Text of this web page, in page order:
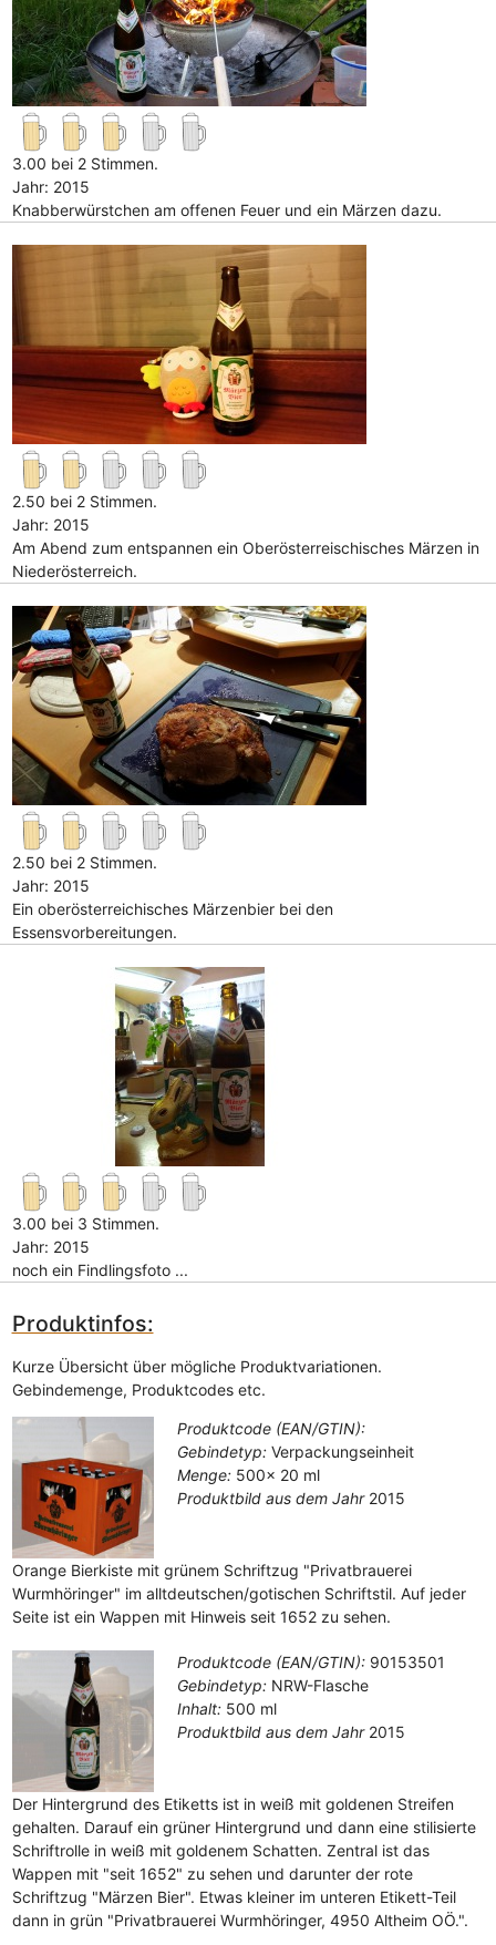
3.00 bei 2 Stimmen.
Jahr: 2015
Knabberwürstchen am offenen Feuer und ein Märzen dazu.
2.50 bei 2 Stimmen.
Jahr: 2015
Am Abend zum entspannen ein Oberösterreischisches Märzen in
Niederösterreich.
2.50 bei 2 Stimmen.
Jahr: 2015
Ein oberösterreichisches Märzenbier bei den
Essensvorbereitungen.
3.00 bei 3 Stimmen.
Jahr: 2015
noch ein Findlingsfoto ...
Produktinfos:
Kurze Übersicht über mögliche Produktvariationen.
Gebindemenge, Produktcodes etc.
Produktcode (EAN/GTIN):
Gebindetyp: Verpackungseinheit
Menge:500x 20 ml
Produktbild aus dem Jahr 2015
Orange Bierkiste mit grünem Schriftzug "Privatbrauerei
Wurmhöringer" im alltdeutschen/gotischen Schriftstil. Auf jeder
Seite ist ein Wappen mit Hinweis seit 1652 zu sehen.
Produktcode (EAN/GTIN):90153501
Gebindetyp: NRW-Flasche
Inhalt:500 ml
Produktbild aus dem Jahr 2015
Der Hintergrund des Etiketts ist in weiß mit goldenen Streifen
gehalten. Darauf ein grüner Hintergrund und dann eine stilisierte
Schriftrolle in weiß mit goldenem Schatten. Zentral ist das
Wappen mit "seit 1652" zu sehen und darunter der rote
Schriftzug "Märzen Bier". Etwas kleiner im unteren Etikett-Teil
dann in grün "Privatbrauerei Wurmhöringer, 4950 Altheim OÖ.".